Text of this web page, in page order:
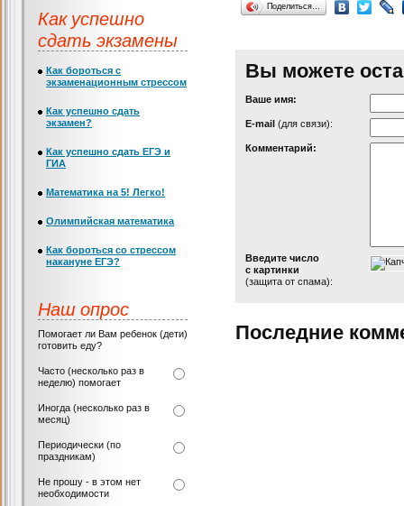
Поделиться…
Вы можете
Ваше имя:
Е-mail (для связи):
Комментарий:
Введите число
с картинки
(защита от спама):
Последние
Как успешно
сдать экзамены
Как бороться с
экзаменационным стрессом
Как успешно сдать
экзамен?
Как успешно сдать ЕГЭ и
ГИА
Математика на 5! Легко!
Олимпийская математика
Как бороться со стрессом
накануне ЕГЭ?
Наш опрос
Помогает ли Вам ребенок (дети)
готовить еду?
Часто (несколько раз в
неделю) помогает
Иногда (несколько раз в
месяц)
Периодически (по
праздникам)
Не прошу - в этом нет
необходимости